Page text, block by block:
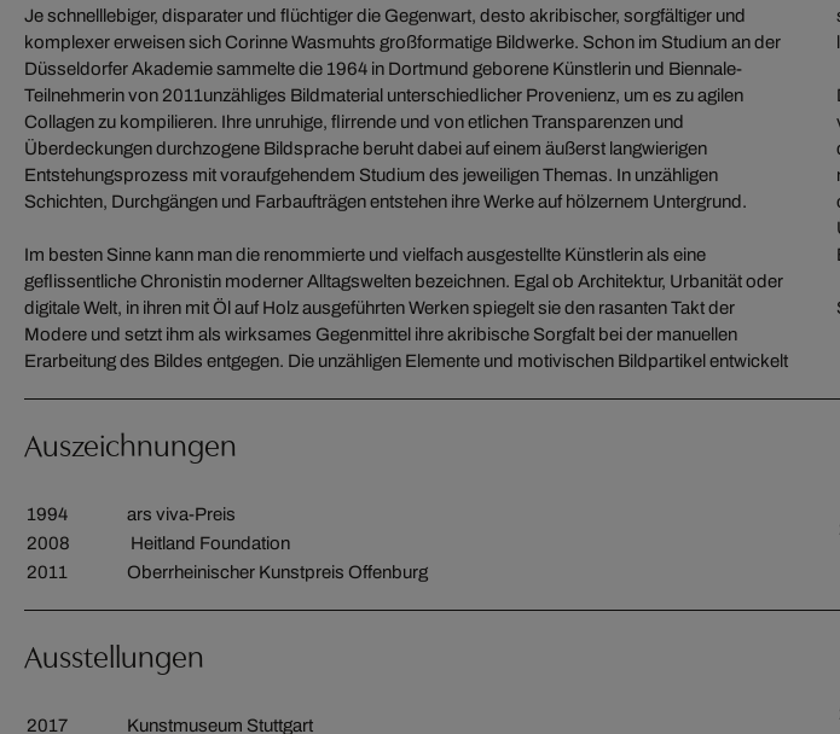
Je schnelllebiger, disparater und flüchtiger die Gegenwart, desto akribischer, sorgfältiger und
komplexer erweisen sich Corinne Wasmuhts großformatige Bildwerke. Schon im Studium an der
Düsseldorfer Akademie sammelte die 1964 in Dortmund geborene Künstlerin und Biennale-
Teilnehmerin von 2011unzähliges Bildmaterial unterschiedlicher Provenienz, um es zu agilen
Collagen zu kompilieren. Ihre unruhige, flirrende und von etlichen Transparenzen und
Überdeckungen durchzogene Bildsprache beruht dabei auf einem äußerst langwierigen
Entstehungsprozess mit voraufgehendem Studium des jeweiligen Themas. In unzähligen
Schichten, Durchgängen und Farbaufträgen entstehen ihre Werke auf hölzernem Untergrund.
Im besten Sinne kann man die renommierte und vielfach ausgestellte Künstlerin als eine
geflissentliche Chronistin moderner Alltagswelten bezeichnen. Egal ob Architektur, Urbanität oder
digitale Welt, in ihren mit Öl auf Holz ausgeführten Werken spiegelt sie den rasanten Takt der
Modere und setzt ihm als wirksames Gegenmittel ihre akribische Sorgfalt bei der manuellen
Erarbeitung des Bildes entgegen. Die unzähligen Elemente und motivischen Bildpartikel entwickelt
Auszeichnungen
1994
ars viva-Preis
2008
Heitland Foundation
2011
Oberrheinischer Kunstpreis Offenburg
Ausstellungen
2017 Kunstmuseum Stuttgart